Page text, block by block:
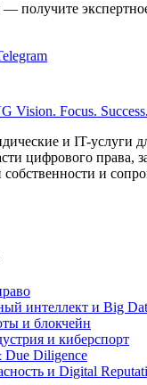
получите
Vision. Focus. Success.
и IT-услуги
цифрового права,
собственности и
интеллект и Big
и блокчейн
и киберспорт
Diligence
и Digital